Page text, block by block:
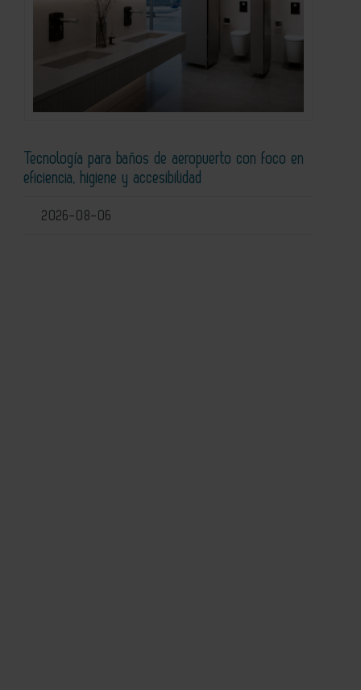
Tecnología para baños de aeropuerto con foco en
eficiencia, higiene y accesibilidad
2026-08-06